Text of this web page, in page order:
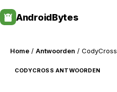
to
content
AndroidBytes
Home / Antwoorden / CodyCross
CODYCROSS ANTWOORDEN